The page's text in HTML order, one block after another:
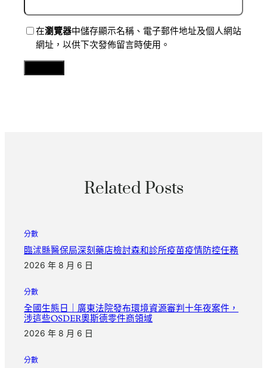
在瀏覽器中儲存顯示名稱、電子郵件地址及個人網站
網址，以供下次發佈留言時使用。
Related Posts
分數
臨沭縣醫保局深刻藥店檢討森和診所疫苗疫情防控任務
2026 年 8 月 6 日
分數
全國生態日｜廣東法院發布環境資源審判十年夜案件，
涉這些OSDER奧斯德零件商領域
2026 年 8 月 6 日
分數